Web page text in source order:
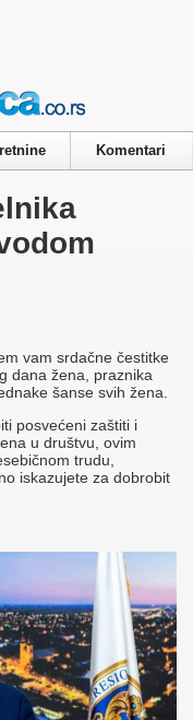
Komentari
vam srdačne čestitke
dana žena, praznika
šanse svih žena.
posvećeni zaštiti i
u društvu, ovim
trudu,
iskazujete za dobrobit